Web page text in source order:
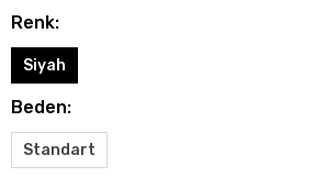
Renk:
Siyah
Beden:
Standart